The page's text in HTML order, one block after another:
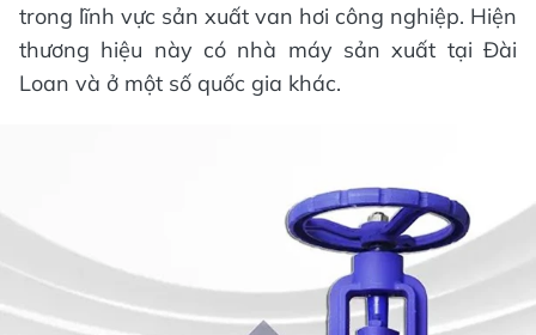
trong lĩnh vực sản xuất van hơi công nghiệp. Hiện
thương hiệu này có nhà máy sản xuất tại Đài
Loan và ở một số quốc gia khác.